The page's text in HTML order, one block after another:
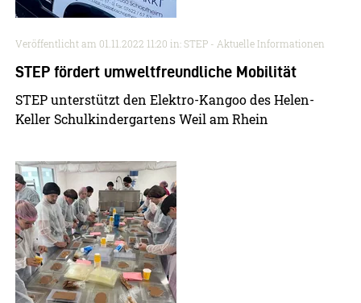
Veröffentlicht am01.11.2022 11:20 in: STEP - Aktuelle Informationen
STEP fördert umweltfreundliche Mobilität
STEP unterstützt den Elektro-Kangoo des Helen-
Keller Schulkindergartens Weil am Rhein